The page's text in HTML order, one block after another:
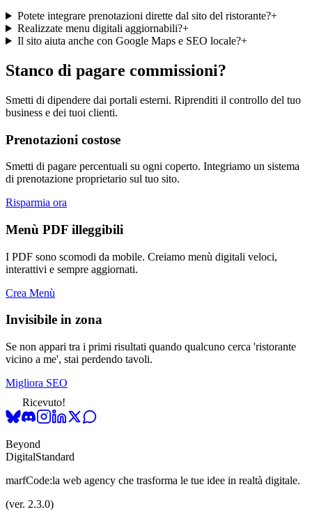
Potete integrare prenotazioni dirette dal sito del ristorante?+
Realizzate menu digitali aggiornabili?+
Il sito aiuta anche con Google Maps e SEO locale?+
Stanco di pagare commissioni?
Smetti di dipendere dai portali esterni. Riprenditi il controllo del tuo
business e dei tuoi clienti.
Prenotazioni costose
Smetti di pagare percentuali su ogni coperto. Integriamo un sistema
di prenotazione proprietario sul tuo sito.
Risparmia ora
Menù PDF illeggibili
I PDF sono scomodi da mobile. Creiamo menù digitali veloci,
interattivi e sempre aggiornati.
Crea Menù
Invisibile in zona
Se non appari tra i primi risultati quando qualcuno cerca 'ristorante
vicino a me', stai perdendo tavoli.
Migliora SEO
Ricevuto!
Beyond
DigitalStandard
marfCode:la web agency che trasforma le tue idee in realtà digitale.
(ver. 2.3.0)